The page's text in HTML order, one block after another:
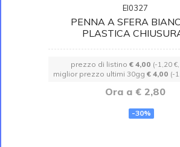
EI0327
PENNA A SFERA
PLASTICA
prezzo di listino € 4,00 (-1,20
miglior prezzo ultimi 30gg € 4,00 (-
Ora a € 2,80
-30%